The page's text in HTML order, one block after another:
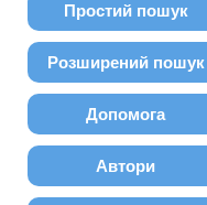
Простий пошук
Розширений пошук
Допомога
Автори